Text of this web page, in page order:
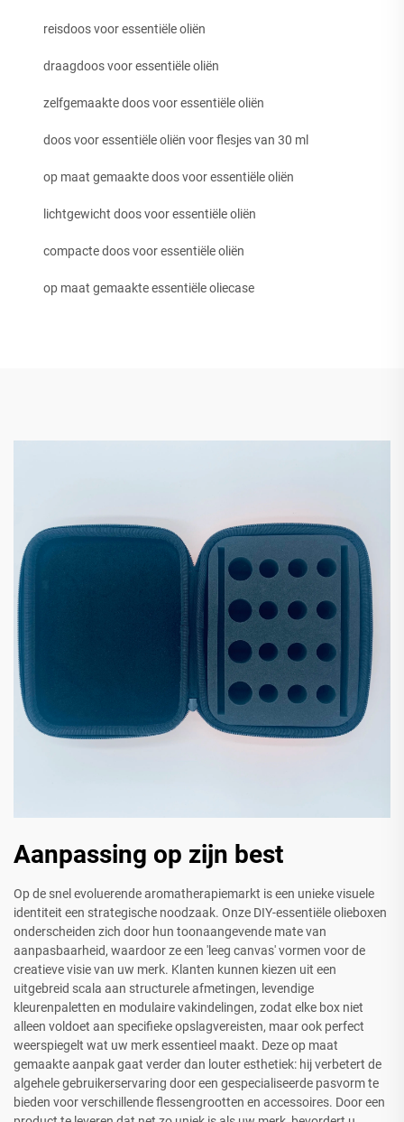
reisdoos voor essentiële oliën
draagdoos voor essentiële oliën
zelfgemaakte doos voor essentiële oliën
doos voor essentiële oliën voor flesjes van 30 ml
op maat gemaakte doos voor essentiële oliën
lichtgewicht doos voor essentiële oliën
compacte doos voor essentiële oliën
op maat gemaakte essentiële oliecase
Aanpassing op zijn best
Op de snel evoluerende aromatherapiemarkt is een unieke visuele
identiteit een strategische noodzaak. Onze DIY-essentiële olieboxen
onderscheiden zich door hun toonaangevende mate van
aanpasbaarheid, waardoor ze een 'leeg canvas' vormen voor de
creatieve visie van uw merk. Klanten kunnen kiezen uit een
uitgebreid scala aan structurele afmetingen, levendige
kleurenpaletten en modulaire vakindelingen, zodat elke box niet
alleen voldoet aan specifieke opslagvereisten, maar ook perfect
weerspiegelt wat uw merk essentieel maakt. Deze op maat
gemaakte aanpak gaat verder dan louter esthetiek: hij verbetert de
algehele gebruikerservaring door een gespecialiseerde pasvorm te
bieden voor verschillende flessengrootten en accessoires. Door een